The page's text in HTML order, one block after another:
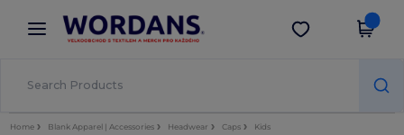
× Aplikace Wordans
Lepší ceny v aplikaci!
Stáhnout app
Home Blank Apparel | Accessories Headwear Caps Kids